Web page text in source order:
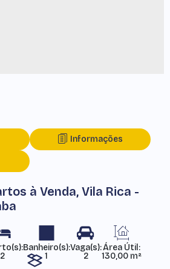
Informações
à Venda, Vila Rica -
2 1 2
Área Útil:
130,00 m²